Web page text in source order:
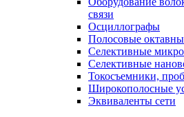
связи
Осциллографы
Полосовые
Селективные
Селективные
Токосъемники,
Широкополосные
Эквиваленты сети